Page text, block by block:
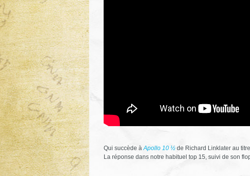
Qui succède àApollo 10 ½de Richard Linklater au
La réponse dans notre habituel top 15, suivi de son